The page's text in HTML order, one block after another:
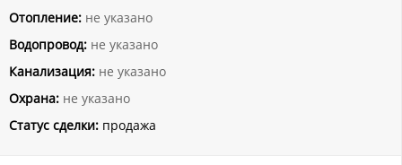
Отопление: не указано
Водопровод: не указано
Канализация: не указано
Охрана: не указано
Статус сделки: продажа